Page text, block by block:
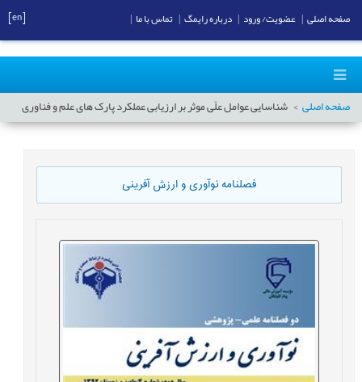
صفحه اصلی شناسایی عوامل علّی موثر بر ارزیابی عملکرد پارک های علم و فناوری
فصلنامه نوآوری و ارزش آفرینی
صفحه اصلی عضویت/ ورود درباره رایمگ تماس با ما